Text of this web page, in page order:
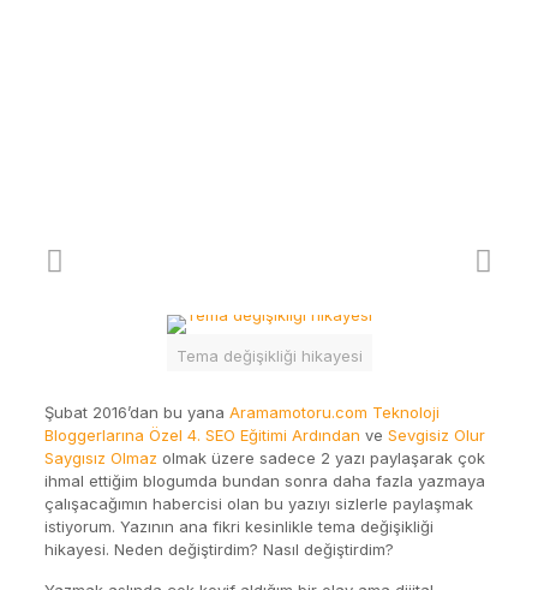
Tema değişikliği hikayesi
Şubat 2016’dan bu yana Aramamotoru.com Teknoloji
Bloggerlarına Özel 4. SEO Eğitimi Ardından ve Sevgisiz Olur
Saygısız Olmaz olmak üzere sadece 2 yazı paylaşarak çok
ihmal ettiğim blogumda bundan sonra daha fazla yazmaya
çalışacağımın habercisi olan bu yazıyı sizlerle paylaşmak
istiyorum. Yazının ana fikri kesinlikle tema değişikliği
hikayesi. Neden değiştirdim? Nasıl değiştirdim?